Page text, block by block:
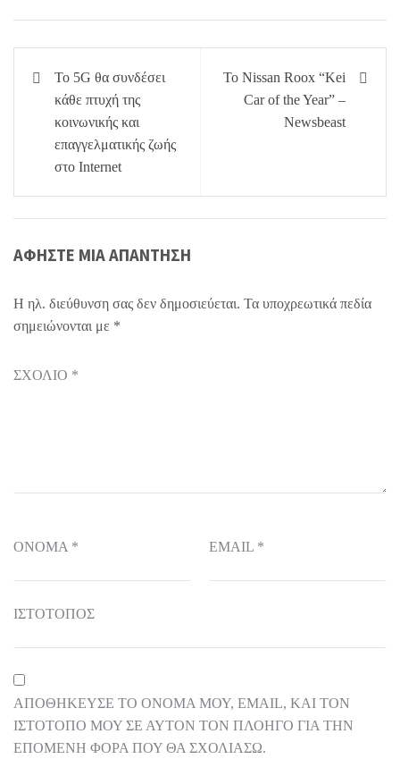
Πλοήγηση
άρθρων
Το 5G θα συνδέσει
κάθε πτυχή της
κοινωνικής και
επαγγελματικής ζωής
στο Internet
Το Nissan Roox “Kei
Car of the Year” –
Newsbeast
ΑΦΉΣΤΕ ΜΙΑ ΑΠΆΝΤΗΣΗ
Η ηλ. διεύθυνση σας δεν δημοσιεύεται. Τα υποχρεωτικά πεδία
σημειώνονται με *
ΣΧΌΛΙΟ *
ΌΝΟΜΑ * EMAIL *
ΙΣΤΌΤΟΠΟΣ
ΑΠΟΘΉΚΕΥΣΕ ΤΟ ΌΝΟΜΆ ΜΟΥ, EMAIL, ΚΑΙ ΤΟΝ
ΙΣΤΌΤΟΠΟ ΜΟΥ ΣΕ ΑΥΤΌΝ ΤΟΝ ΠΛΟΗΓΌ ΓΙΑ ΤΗΝ
ΕΠΌΜΕΝΗ ΦΟΡΆ ΠΟΥ ΘΑ ΣΧΟΛΙΆΣΩ.